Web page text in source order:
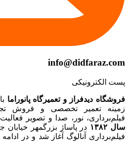
info@didfaraz.com
پست الکترونیکی
فروشگاه دیدفراز و تعمیرگاه پانوراما
زمینه تعمیر تخصصی و فروش
فیلم‌برداری، نور، صدا و تصویر
سال ۱۳۸۲
در پاساژ بزرگمهر خیابان
فیلم‌برداری آنالوگ آغاز شد و در